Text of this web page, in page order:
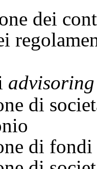
dei
advisoring
di
di